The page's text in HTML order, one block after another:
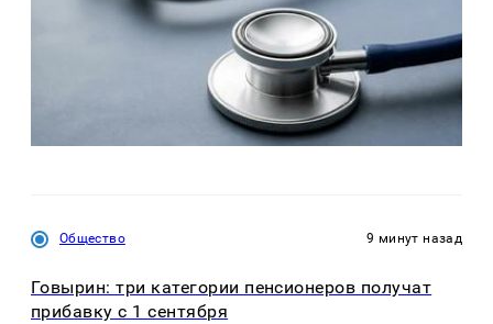
Общество 9 минут назад
Говырин: три категории пенсионеров получат
прибавку с 1 сентября